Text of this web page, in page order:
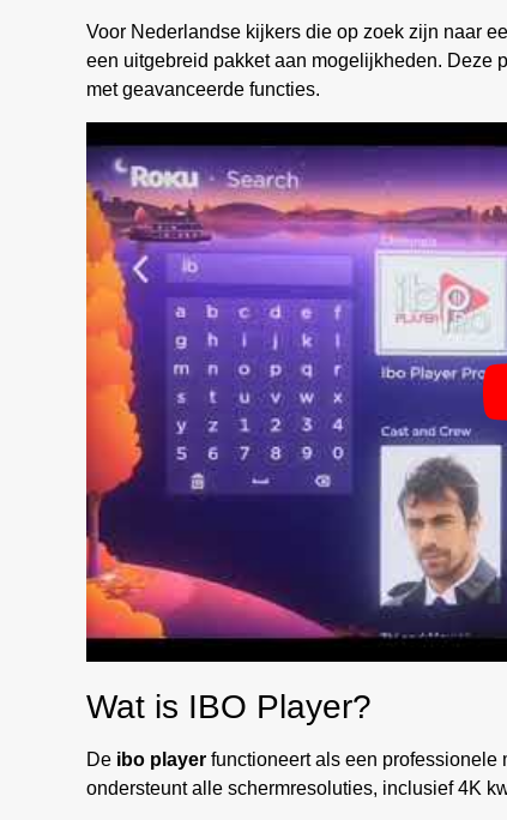
Voor Nederlandse kijkers die op zoek zijn naar
een uitgebreid pakket aan mogelijkheden. Deze
met geavanceerde functies.
Wat is IBO Player?
De ibo player functioneert als een professionele
ondersteunt alle schermresoluties, inclusief 4K